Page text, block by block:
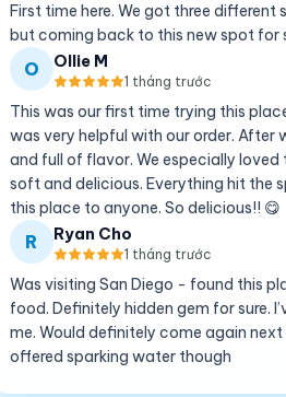
First time here. We got three different
but coming back to this new spot for
O Ollie M
1 tháng trước
This was our first time trying this
was very helpful with our order. After
and full of flavor. We especially loved
soft and delicious. Everything hit the
this place to anyone. So delicious!! 😋
R Ryan Cho
1 tháng trước
Was visiting San Diego - found this
food. Definitely hidden gem for sure.
me. Would definitely come again
offered sparking water though